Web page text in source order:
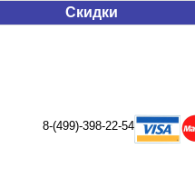
Скидки
8-(499)-398-22-54